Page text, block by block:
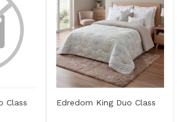
Class Edredom King Duo Class